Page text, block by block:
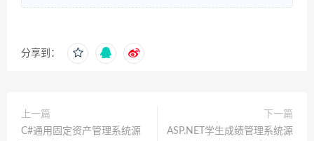
分享到：
上一篇
C#通用固定资产管理系统源
下一篇
ASP.NET学生成绩管理系统源